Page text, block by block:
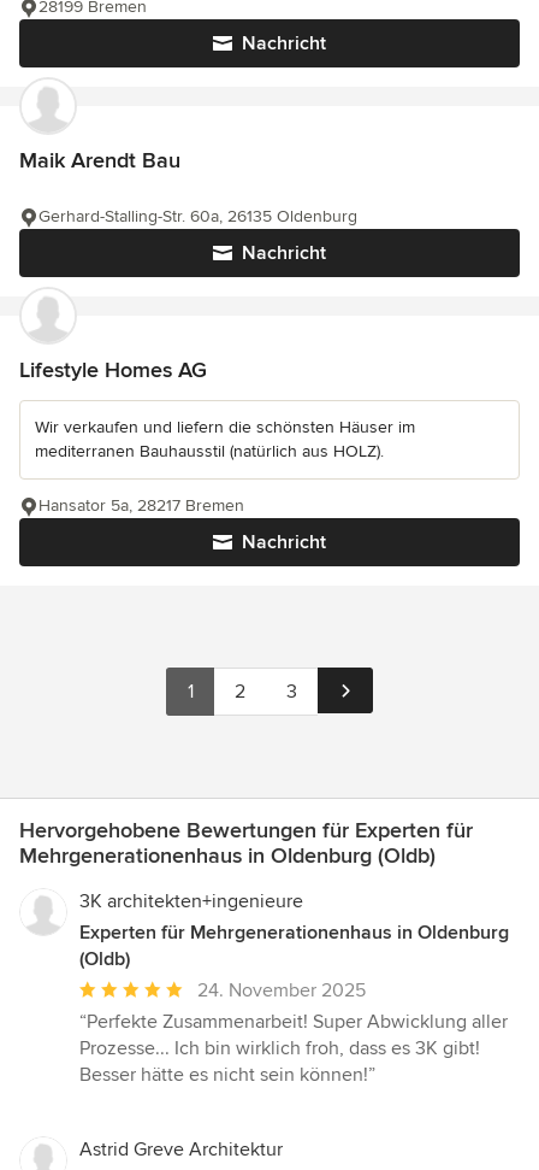
Nachricht
28199 Bremen
Maik Arendt Bau
Nachricht
Gerhard-Stalling-Str. 60a, 26135 Oldenburg
Lifestyle Homes AG
Wir verkaufen und liefern die schönsten Häuser im
mediterranen Bauhausstil (natürlich aus HOLZ).
Nachricht
Hansator 5a, 28217 Bremen
1 2 3
Hervorgehobene Bewertungen für Experten für
Mehrgenerationenhaus in Oldenburg (Oldb)
3K architekten+ingenieure
Experten für Mehrgenerationenhaus in Oldenburg
(Oldb)
Durchschnittliche
Bewertung:
5
von
24. November 2025
“Perfekte Zusammenarbeit! Super Abwicklung aller
Prozesse... Ich bin wirklich froh, dass es 3K gibt!
Besser hätte es nicht sein können!”
Astrid Greve Architektur